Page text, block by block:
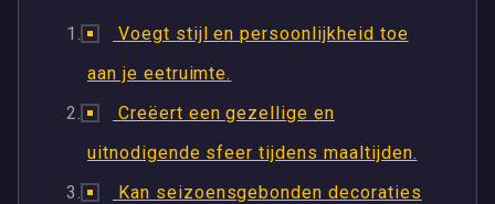
Voegt stijl en persoonlijkheid toe
aan je eetruimte.
Creëert een gezellige en
uitnodigende sfeer tijdens maaltijden.
Kan seizoensgebonden decoraties